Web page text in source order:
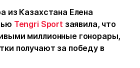
из Казахстана Елена
Tengri Sport заявила, что
миллионные гонорары,
получают за победу в